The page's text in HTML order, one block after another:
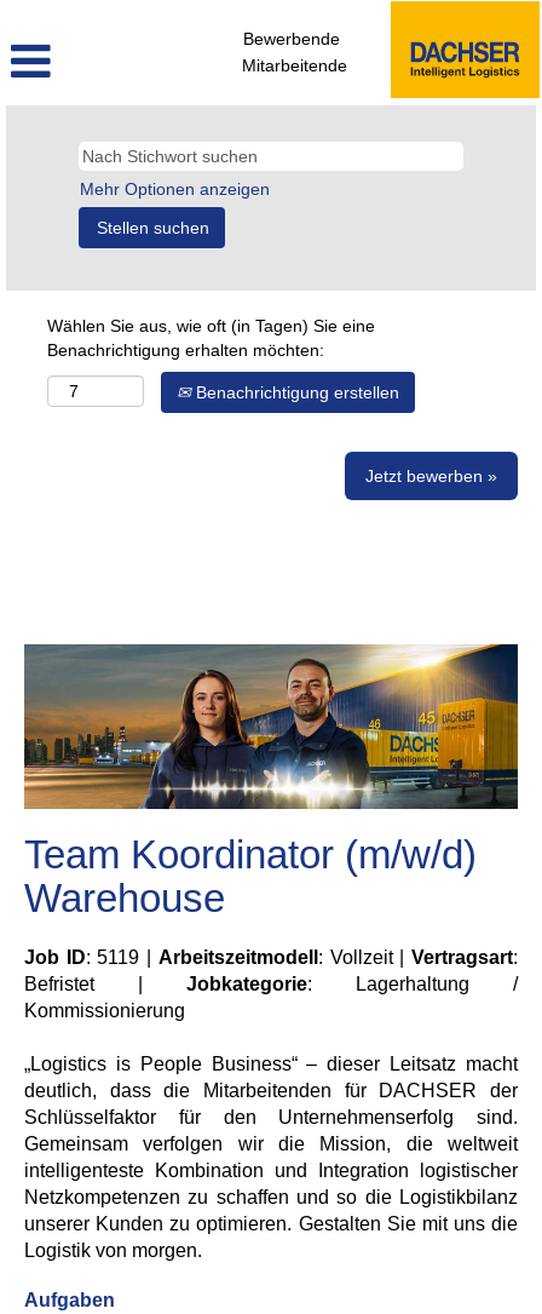
Bewerbende
Mitarbeitende
Mehr Optionen anzeigen
Wählen Sie aus, wie oft (in Tagen) Sie eine
Benachrichtigung erhalten möchten:
Benachrichtigung erstellen
Jetzt bewerben »
Team Koordinator (m/w/d)
Warehouse
Job ID: 5119 | Arbeitszeitmodell : Vollzeit |Vertragsart:
Befristet | Jobkategorie: Lagerhaltung /
Kommissionierung
„Logistics is People Business“ – dieser Leitsatz macht
deutlich, dass die Mitarbeitenden für DACHSER der
Schlüsselfaktor für den Unternehmenserfolg sind.
Gemeinsam verfolgen wir die Mission, die weltweit
intelligenteste Kombination und Integration logistischer
Netzkompetenzen zu schaffen und so die Logistikbilanz
unserer Kunden zu optimieren. Gestalten Sie mit uns die
Logistik von morgen.
Aufgaben